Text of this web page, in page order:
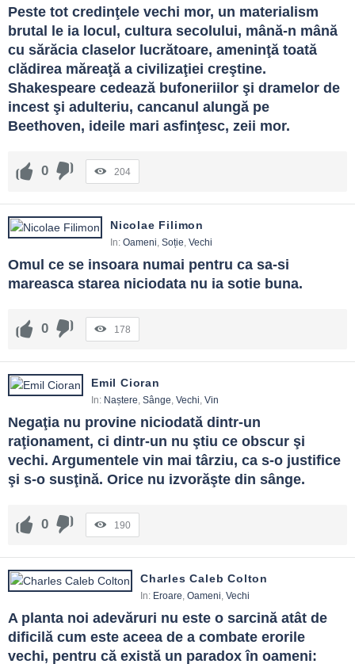
Peste tot credinţele vechi mor, un materialism
brutal le ia locul, cultura secolului, mână-n mână
cu sărăcia claselor lucrătoare, ameninţă toată
clădirea măreaţă a civilizaţiei creştine.
Shakespeare cedează bufoneriilor şi dramelor de
incest şi adulteriu, cancanul alungă pe
Beethoven, ideile mari asfinţesc, zeii mor.
0 204
Nicolae Filimon
In: Oameni, Soție, Vechi
Omul ce se insoara numai pentru ca sa-si
mareasca starea niciodata nu ia sotie buna.
0 178
Emil Cioran
In: Naștere, Sânge, Vechi, Vin
Negaţia nu provine niciodată dintr-un
raţionament, ci dintr-un nu ştiu ce obscur şi
vechi. Argumentele vin mai târziu, ca s-o justifice
şi s-o susţină. Orice nu izvorăşte din sânge.
0 190
Charles Caleb Colton
In: Eroare, Oameni, Vechi
A planta noi adevăruri nu este o sarcină atât de
dificilă cum este aceea de a combate erorile
vechi, pentru că există un paradox în oameni: